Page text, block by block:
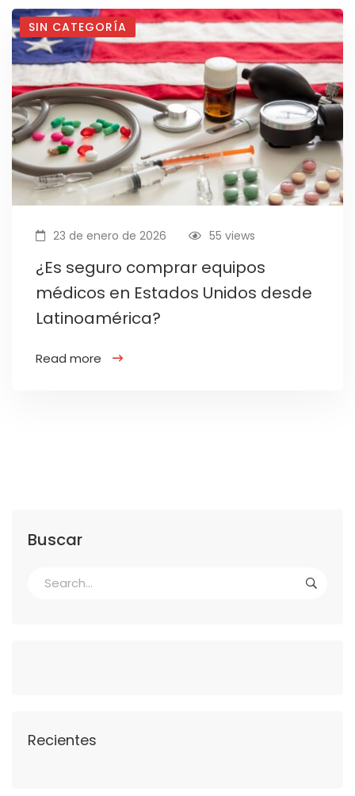
Buscar
Recientes
SIN CATEGORÍA
23 de enero de 2026 55 views
¿Es seguro comprar equipos
médicos en Estados Unidos desde
Latinoamérica?
Read more